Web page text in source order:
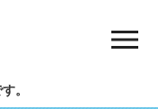
。